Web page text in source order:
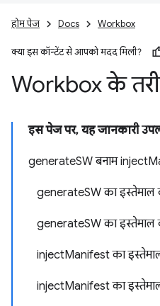
होम पेज Docs Workbox
क्या इस कॉन्टेंट से आपको मदद मिली?
Workbox के
इस पेज पर, यह जानकारी
generateSW बनाम
generateSW का इस्तेमाल
generateSW का इस्तेमाल
injectManifest का
injectManifest का